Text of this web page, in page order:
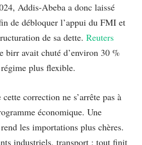
Addis-Abeba a donc laissé
de débloquer l’appui du FMI et
de sa dette. Reuters
birr avait chuté d’environ 30 %
plus flexible.
correction ne s’arrête pas à
économique. Une
les importations plus chères.
industriels, transport : tout finit